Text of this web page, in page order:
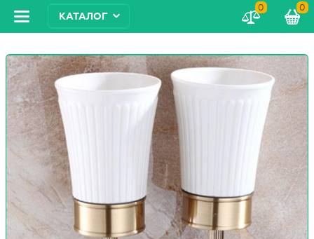
КАТАЛОГ
0 0